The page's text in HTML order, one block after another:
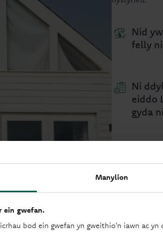
Manylion
ein gwefan.
bod ein gwefan yn gweithio'n iawn ac yn
Nid
felly ni
Ni
eiddo
gyda
Rhaid
Yr